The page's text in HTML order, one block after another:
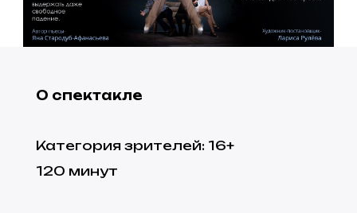
О спектакле
Категория зрителей: 16+
120 минут